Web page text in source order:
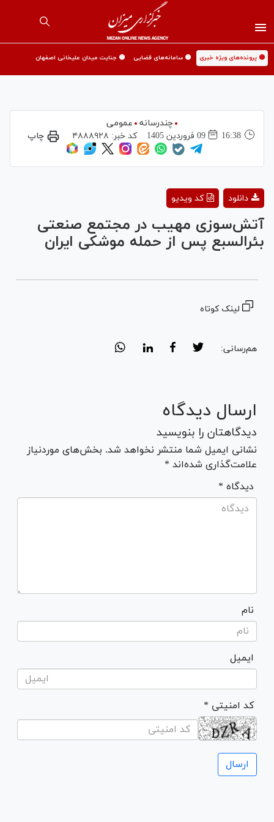
🟡 پرونده‌های ویژه خبری 🟡 سامانه‌های قضایی 🟡 جنایت میدان علیخانی اصفهان
چندرسانه
عمومی
16:38
09 فروردين 1405 کد خبر: ۴۸۸۸۹۲۸ چاپ
Video
کد ویدیو دانلود
آتش‌سوزی مهیب در مجتمع صنعتی
بئرالسبع پس از حمله موشکی ایران
لینک کوتاه
هم‌رسانی:
ارسال دیدگاه
دیدگاهتان را بنویسید
نشانی ایمیل شما منتشر نخواهد شد. بخش‌های موردنیاز
علامت‌گذاری شده‌اند *
* دیدگاه
نام
ایمیل
* کد امنیتی